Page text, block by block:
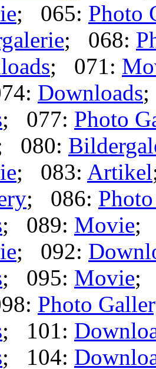
; 065: Photo
; 068:
; 071:
Downloads
; 077: Photo
080:
; 083: Artikel
; 086:
; 089: Movie;
; 092:
; 095: Movie;
Photo
; 101:
; 104: